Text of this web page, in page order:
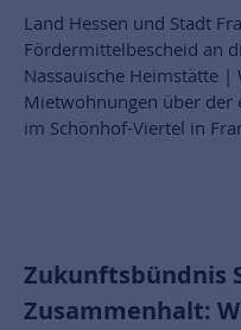
Land Hessen und Stadt
Fördermittelbescheid an
Nassauische Heimstätte |
Mietwohnungen über der
im Schönhof-Viertel in
Zukunftsbündnis
Zusammenhalt: